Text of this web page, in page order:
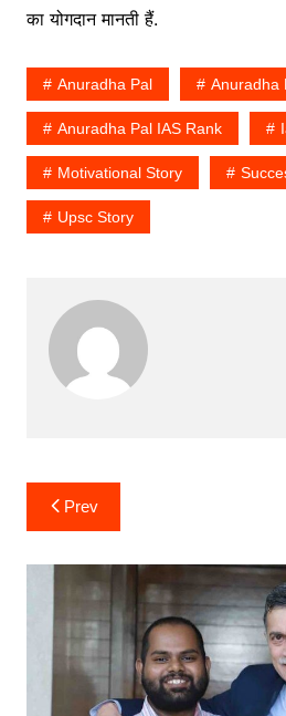
का योगदान मानती हैं.
Anuradha Pal Anuradha
Anuradha Pal IAS Rank
Motivational Story
Upsc Story
Post
navigation
Prev